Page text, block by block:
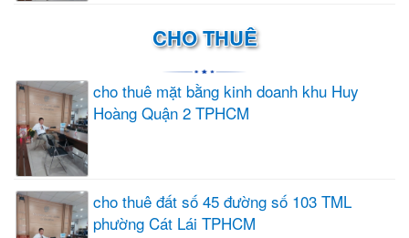
CHO THUÊ
cho thuê mặt bằng kinh doanh khu Huy
Hoàng Quận 2 TPHCM
cho thuê đất số 45 đường số 103 TML
phường Cát Lái TPHCM